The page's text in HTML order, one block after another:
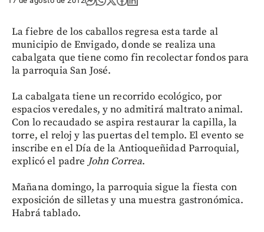
La fiebre de los caballos regresa esta tarde al
municipio de Envigado, donde se realiza una
cabalgata que tiene como fin recolectar fondos para
la parroquia San José.
La cabalgata tiene un recorrido ecológico, por
espacios veredales, y no admitirá maltrato animal.
Con lo recaudado se aspira restaurar la capilla, la
torre, el reloj y las puertas del templo. El evento se
inscribe en el Día de la Antioqueñidad Parroquial,
explicó el padre John Correa.
Mañana domingo, la parroquia sigue la fiesta con
exposición de silletas y una muestra gastronómica.
Habrá tablado.